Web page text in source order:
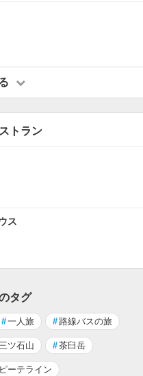
トラン
ス
タグ
#一人旅 # 路線バスの旅
ツ石山 #茶臼岳
ーテライン